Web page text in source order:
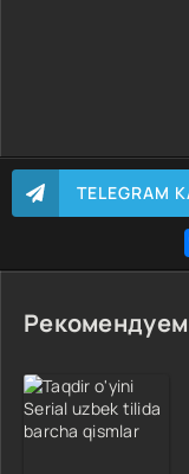
TELEGRAM